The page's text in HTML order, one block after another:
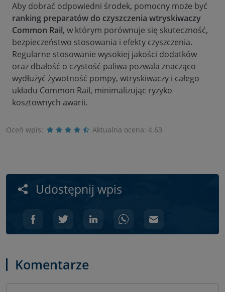
Aby dobrać odpowiedni środek, pomocny może być
ranking preparatów do czyszczenia wtryskiwaczy
Common Rail, w którym porównuje się skuteczność,
bezpieczeństwo stosowania i efekty czyszczenia.
Regularne stosowanie wysokiej jakości dodatków
oraz dbałość o czystość paliwa pozwala znacząco
wydłużyć żywotność pompy, wtryskiwaczy i całego
układu Common Rail, minimalizując ryzyko
kosztownych awarii.
Oceń wpis: Aktualna ocena: 4.63
Udostępnij wpis
Komentarze